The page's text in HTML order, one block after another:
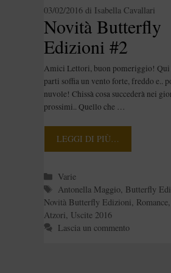
Novità Butterfly
Edizioni #2
03/02/2016 di Isabella Cavallari
Amici Lettori, buon pomeriggio! Qui
parti soffia un vento forte, freddo e..
nuvole! Chissà cosa succederà nei
prossimi.. Quello che …
LEGGI DI PIÙ…
Categorie
Varie
Tag
Antonella Maggio, Butterfly
Novità Butterfly Edizioni, Romance,
Atzori, Uscite 2016
Lascia un commento